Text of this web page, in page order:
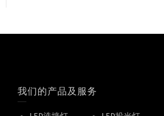
我们的产品及服务